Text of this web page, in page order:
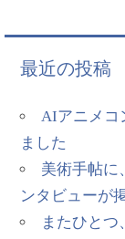
最近の投稿
AIアニメコ
ました
美術手帖に
ンタビューが
またひとつ